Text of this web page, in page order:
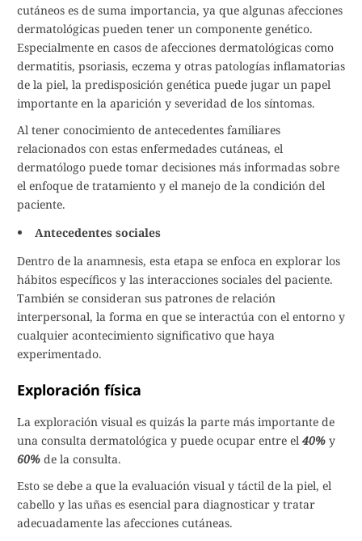
cutáneos es de suma importancia, ya que algunas afecciones
dermatológicas pueden tener un componente genético.
Especialmente en casos de afecciones dermatológicas como
dermatitis, psoriasis, eczema y otras patologías inflamatorias
de la piel, la predisposición genética puede jugar un papel
importante en la aparición y severidad de los síntomas.
Al tener conocimiento de antecedentes familiares
relacionados con estas enfermedades cutáneas, el
dermatólogo puede tomar decisiones más informadas sobre
el enfoque de tratamiento y el manejo de la condición del
paciente.
Antecedentes sociales
Dentro de la anamnesis, esta etapa se enfoca en explorar los
hábitos específicos y las interacciones sociales del paciente.
También se consideran sus patrones de relación
interpersonal, la forma en que se interactúa con el entorno y
cualquier acontecimiento significativo que haya
experimentado.
Exploración física
La exploración visual es quizás la parte más importante de
una consulta dermatológica y puede ocupar entre el 40% y
60% de la consulta.
Esto se debe a que la evaluación visual y táctil de la piel, el
cabello y las uñas es esencial para diagnosticar y tratar
adecuadamente las afecciones cutáneas.